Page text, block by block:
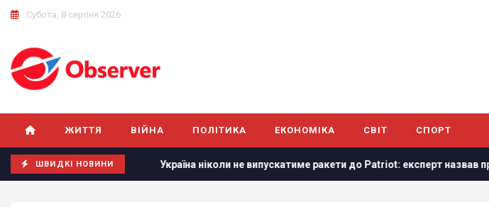
Субота, 8 серпня 2026
ЖИТТЯ ВІЙНА ПОЛІТИКА ЕКОНОМІКА СВІТ СПОРТ
ШВИДКІ НОВИНИ
монітори Україна ніколи не випускатиме ракети до Patriot: експерт назвав причини